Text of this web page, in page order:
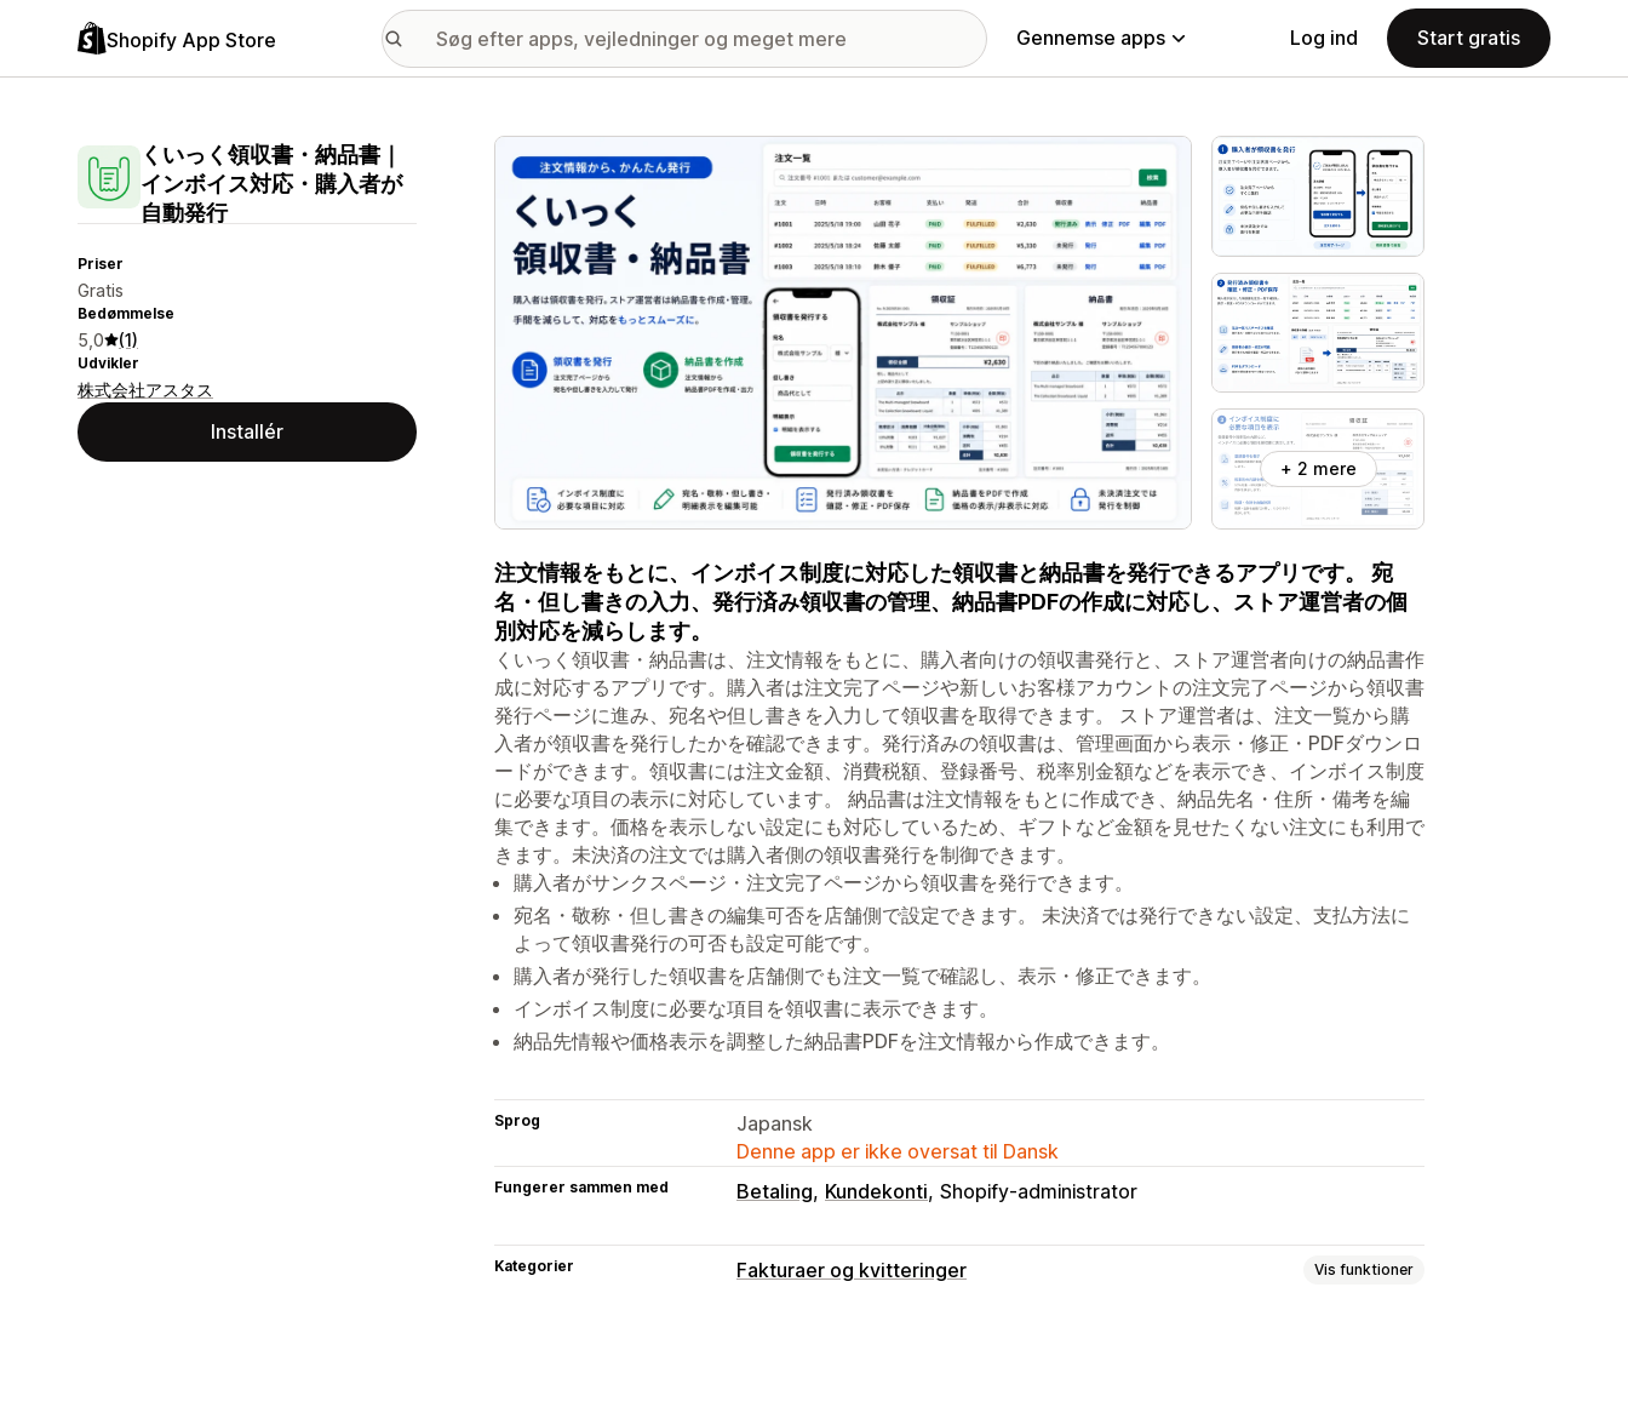
Shopify App Store Gennemse apps Log ind Start gratis
くいっく領収書・納品書｜
インボイス対応・購入者が
自動発行
Priser
Gratis
Bedømmelse
5,0 (1)
Udvikler
株式会社アスタス
Installér
Galleri med udvalgte billeder
+ 2 mere
注文情報をもとに、インボイス制度に対応した領収書と納品書を発行できるアプリです。 宛
名・但し書きの入力、発行済み領収書の管理、納品書PDFの作成に対応し、ストア運営者の個
別対応を減らします。
くいっく領収書・納品書は、注文情報をもとに、購入者向けの領収書発行と、ストア運営者向けの納品書作
成に対応するアプリです。購入者は注文完了ページや新しいお客様アカウントの注文完了ページから領収書
発行ページに進み、宛名や但し書きを入力して領収書を取得できます。 ストア運営者は、注文一覧から購
入者が領収書を発行したかを確認できます。発行済みの領収書は、管理画面から表示・修正・PDFダウンロ
ードができます。領収書には注文金額、消費税額、登録番号、税率別金額などを表示でき、インボイス制度
に必要な項目の表示に対応しています。 納品書は注文情報をもとに作成でき、納品先名・住所・備考を編
集できます。価格を表示しない設定にも対応しているため、ギフトなど金額を見せたくない注文にも利用で
きます。未決済の注文では購入者側の領収書発行を制御できます。
購入者がサンクスページ・注文完了ページから領収書を発行できます。
宛名・敬称・但し書きの編集可否を店舗側で設定できます。 未決済では発行できない設定、支払方法に
よって領収書発行の可否も設定可能です。
購入者が発行した領収書を店舗側でも注文一覧で確認し、表示・修正できます。
インボイス制度に必要な項目を領収書に表示できます。
納品先情報や価格表示を調整した納品書PDFを注文情報から作成できます。
Sprog
Japansk
Denne app er ikke oversat til Dansk
Fungerer sammen med Betaling Kundekonti Shopify-administrator
Kategorier Fakturaer og kvitteringer Vis funktioner